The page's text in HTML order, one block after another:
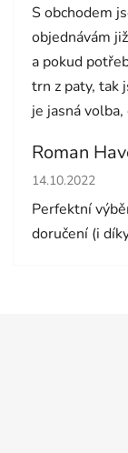
S obchodem
objednávám
a pokud
trn z paty, tak
je jasná
Roman
Hodnocení
14.10.2022
Perfektní
doručení (i